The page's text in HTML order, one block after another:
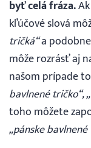
byť celá fráza.
kľúčové slová
tričká“a
môže rozrásť aj
našom prípade
bavlnené tričko“,
toho môžete
„pánske